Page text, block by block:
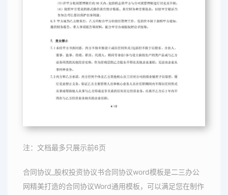
注：文档最多只展示前6页
合同协议_股权投资协议书合同协议word模板是二三办公
网精美打造的合同协议Word通用模板，可以满足您在制作